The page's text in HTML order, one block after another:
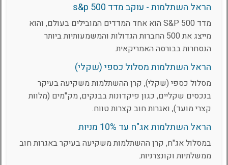
הראל השתלמות - עוקב מדד s&p 500
מדד S&P 500 הוא אחד המדדים המובילים בעולם, והוא
מייצג את 500 החברות הגדולות והמשמעותיות ביותר
הנסחרות בבורסה האמריקאית.
הראל השתלמות מסלול כספי (שקלי)
מסלול כספי (שקלי), קרן ההשתלמות משקיעה בעיקר
בנכסים שקליים, כגון פיקדונות בבנקים, מק"מים (מלוות
קצרי מועד), ואגרות חוב קצרות טווח.
הראל השתלמות אג"ח עד 10% מניות
במסלול אג"ח, קרן ההשתלמות משקיעה בעיקר באגרות חוב
ממשלתיות וקונצרניות.